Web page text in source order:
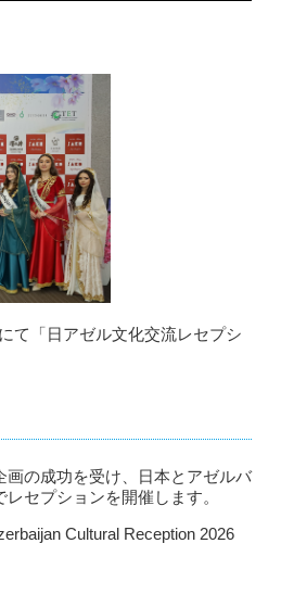
て「日アゼル文化交流レセプシ
の成功を受け、日本とアゼルバ
セプションを開催します。
Cultural Reception 2026